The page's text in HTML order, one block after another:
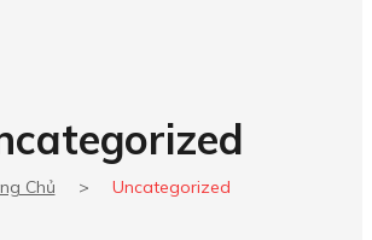
Chủ > Uncategorized